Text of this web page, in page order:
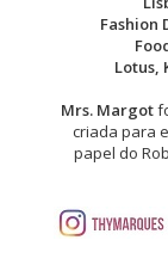
Fashion
Lotus,
Mrs. Margot
criada para
papel do